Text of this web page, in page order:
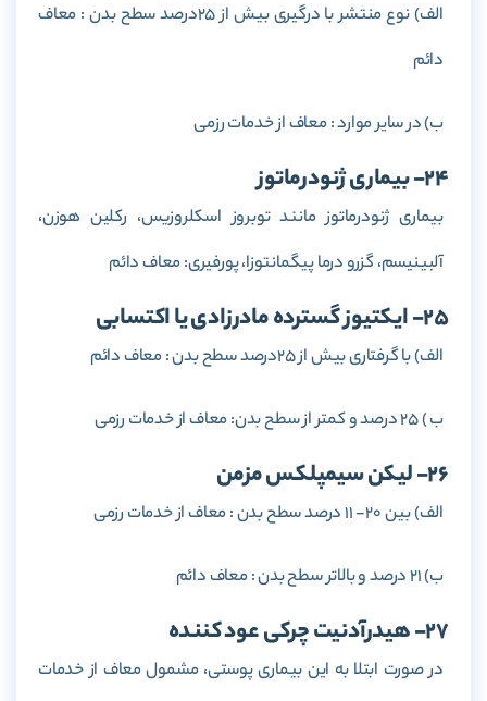
الف) نوع منتشر با درگیری بیش از 25درصد سطح بدن : معاف
دائم
ب) در سایر موارد : معاف از خدمات رزمی
24- بیماری ژنودرماتوز
بیماری ژنودرماتوز مانند توبروز اسکلروزیس، رکلین هوزن،
آلبینیسم، گزرو درما پیگمانتوزا، پورفیری: معاف دائم
25- ایکتیوز گسترده مادرزادی یا اکتسابی
الف) با گرفتاری بیش از 25درصد سطح بدن : معاف دائم
ب ) 25 درصد و کمتر از سطح بدن: معاف از خدمات رزمی
26- لیکن سیمپلکس مزمن
الف) بین 20- 11 درصد سطح بدن : معاف از خدمات رزمی
ب) 21 درصد و بالاتر سطح بدن : معاف دائم
27- هیدرآدنیت چرکی عود کننده
در صورت ابتلا به این بیماری پوستی، مشمول معاف از خدمات